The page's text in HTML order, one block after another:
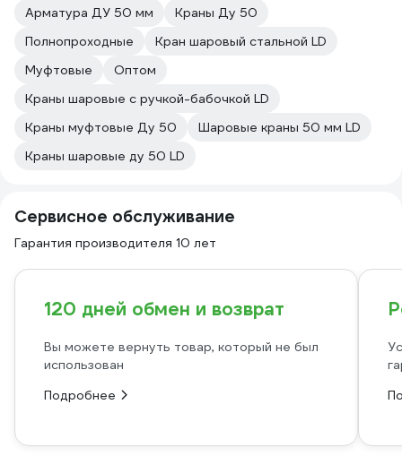
Арматура ДУ 50 мм
Краны Ду 50
Полнопроходные
Кран шаровый стальной LD
Муфтовые
Оптом
Краны шаровые с ручкой-бабочкой LD
Краны муфтовые Ду 50
Шаровые краны 50 мм LD
Краны шаровые ду 50 LD
Сервисное обслуживание
Гарантия производителя 10 лет
120 дней обмен и возврат
Вы можете вернуть товар, который не был
использован
Подробнее